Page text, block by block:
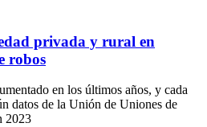
privada y rural en
robos
en los últimos años, y cada
datos de la Unión de Uniones de
2023